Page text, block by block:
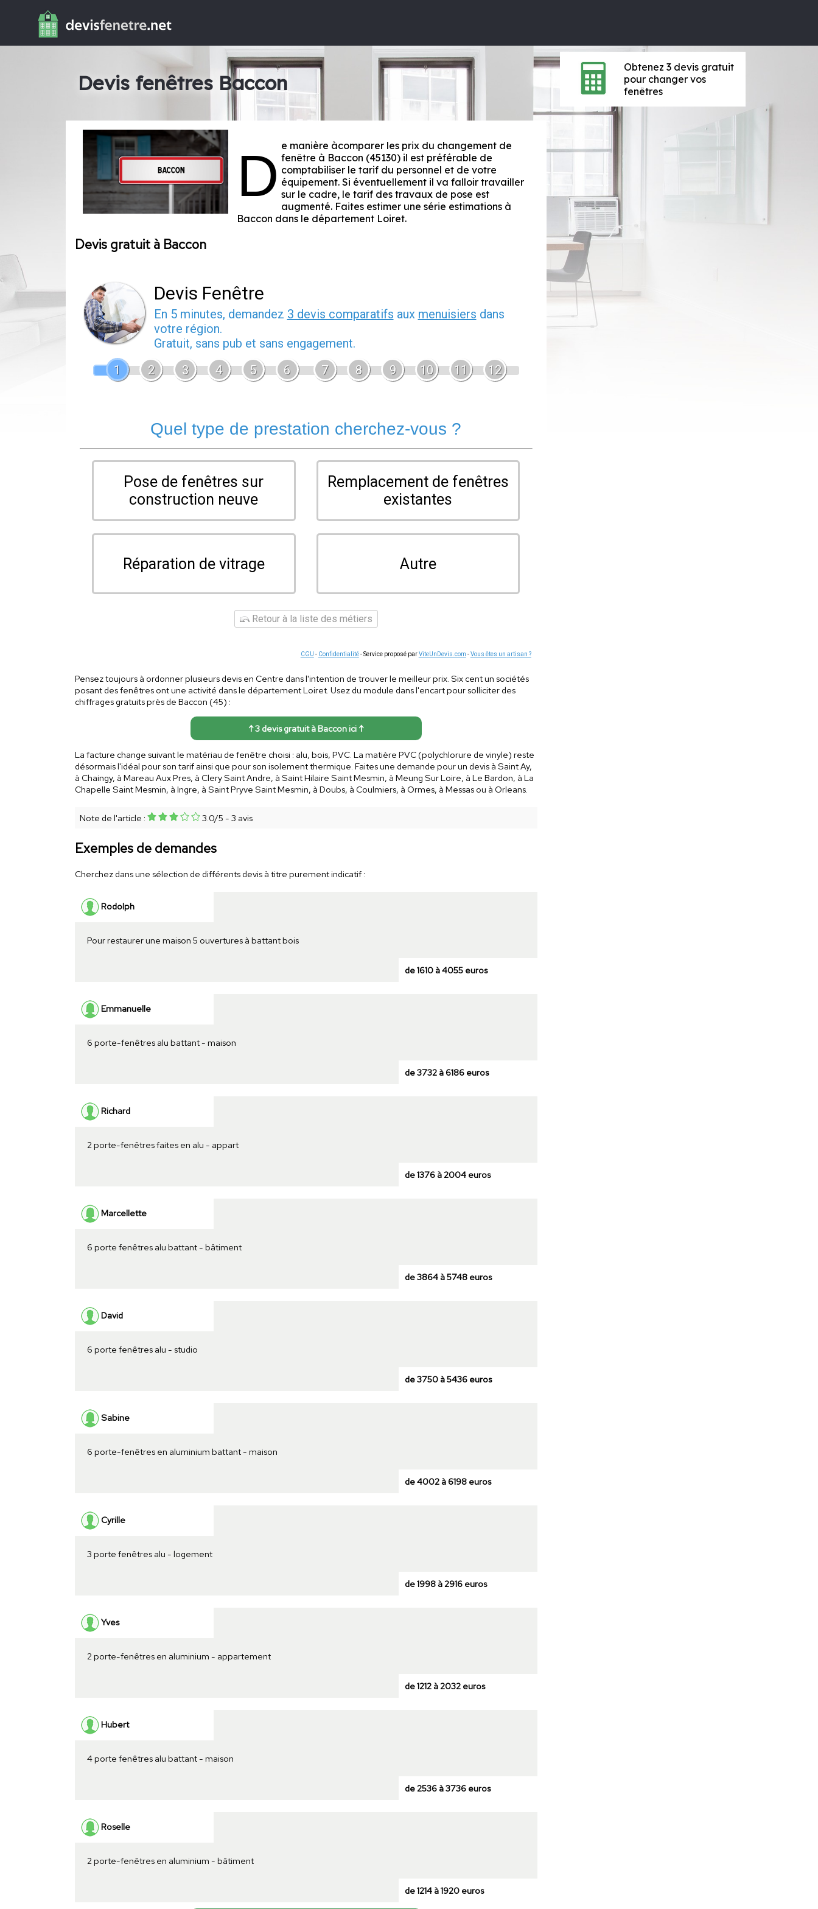
Devis fenêtres Baccon
D e manière àcomparer les prix du changement de
fenêtre à Baccon (45130) il est préférable de
comptabiliser le tarif du personnel et de votre
équipement. Si éventuellement il va falloir travailler
sur le cadre, le tarif des travaux de pose est
augmenté. Faites estimer une série estimations à
Baccon dans le département Loiret.
Devis gratuit à Baccon
Devis Fenêtre
En 5 minutes, demandez 3 devis comparatifs aux menuisiers dans
votre région.
Gratuit, sans pub et sans engagement.
1
2 3 4 5 6 7 8 9 10 11 12
Quel type de prestation cherchez-vous ?
Pose de fenêtres sur
construction neuve
Remplacement de fenêtres
existantes
Réparation de vitrage Autre
Retour à la liste des métiers
CGU - Confidentialité- Service proposé parViteUnDevis.com -Vous êtes un artisan ?
Pensez toujours à ordonner plusieurs devis en Centre dans l'intention de trouver le meilleur prix. Six cent un sociétés
posant des fenêtres ont une activité dans le département Loiret. Usez du module dans l'encart pour solliciter des
chiffrages gratuits près de Baccon (45) :
↑ 3 devis gratuit à Baccon ici ↑
La facture change suivant le matériau de fenêtre choisi : alu, bois, PVC. La matière PVC (polychlorure de vinyle) reste
désormais l'idéal pour son tarif ainsi que pour son isolement thermique. Faites une demande pour un devis à Saint Ay,
à Chaingy, à Mareau Aux Pres, à Clery Saint Andre, à Saint Hilaire Saint Mesmin, à Meung Sur Loire, à Le Bardon, à La
Chapelle Saint Mesmin, à Ingre, à Saint Pryve Saint Mesmin, à Doubs, à Coulmiers, à Ormes, à Messas ou à Orleans.
Note de l'article : 3.0/5 - 3 avis
Exemples de demandes
Cherchez dans une sélection de différents devis à titre purement indicatif :
Rodolph
Pour restaurer une maison 5 ouvertures à battant bois
de 1610 à 4055 euros
Emmanuelle
6 porte-fenêtres alu battant - maison
de 3732 à 6186 euros
Richard
2 porte-fenêtres faites en alu - appart
de 1376 à 2004 euros
Marcellette
6 porte fenêtres alu battant - bâtiment
de 3864 à 5748 euros
David
6 porte fenêtres alu - studio
de 3750 à 5436 euros
Sabine
6 porte-fenêtres en aluminium battant - maison
de 4002 à 6198 euros
Cyrille
3 porte fenêtres alu - logement
de 1998 à 2916 euros
Yves
2 porte-fenêtres en aluminium - appartement
de 1212 à 2032 euros
Hubert
4 porte fenêtres alu battant - maison
de 2536 à 3736 euros
Roselle
2 porte-fenêtres en aluminium - bâtiment
de 1214 à 1920 euros
Obtenez 3 devis gratuit
pour changer vos
fenêtres